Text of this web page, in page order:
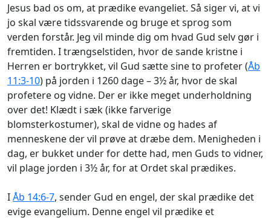
Jesus bad os om, at prædike evangeliet. Så siger vi, at vi
jo skal være tidssvarende og bruge et sprog som
verden forstår. Jeg vil minde dig om hvad Gud selv gør i
fremtiden. I trængselstiden, hvor de sande kristne i
Herren er bortrykket, vil Gud sætte sine to profeter (Åb
11:3-10) på jorden i 1260 dage – 3½ år, hvor de skal
profetere og vidne. Der er ikke meget underholdning
over det! Klædt i sæk (ikke farverige
blomsterkostumer), skal de vidne og hades af
menneskene der vil prøve at dræbe dem. Menigheden i
dag, er bukket under for dette had, men Guds to vidner,
vil plage jorden i 3½ år, for at Ordet skal prædikes.
IÅb 14:6-7, sender Gud en engel, der skal prædike det
evige evangelium. Denne engel vil prædike et